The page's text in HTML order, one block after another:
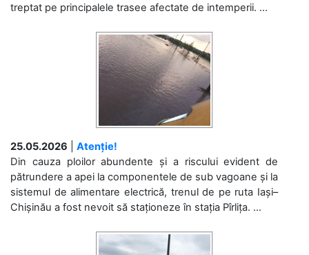
treptat pe principalele trasee afectate de intemperii. ...
25.05.2026
Atenție!
Din cauza ploilor abundente și a riscului evident de
pătrundere a apei la componentele de sub vagoane și la
sistemul de alimentare electrică, trenul de pe ruta Iași–
Chișinău a fost nevoit să staționeze în stația Pîrlița. ...